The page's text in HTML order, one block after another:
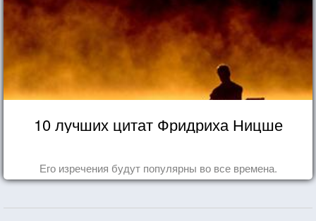
10 лучших цитат Фридриха Ницше
Его изречения будут популярны во все времена.